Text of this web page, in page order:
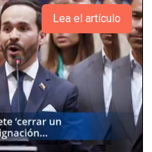
Lea el artículo